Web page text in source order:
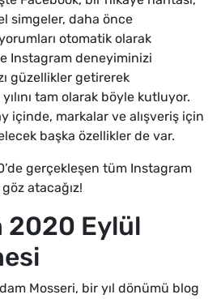
simgeler, daha önce
otomatik olarak
Instagram deneyiminizi
güzellikler getirerek
tam olarak böyle kutluyor.
içinde, markalar ve alışveriş için
başka özellikler de var.
gerçekleşen tüm Instagram
atacağız!
2020 Eylül
Mosseri, bir yıl dönümü blog